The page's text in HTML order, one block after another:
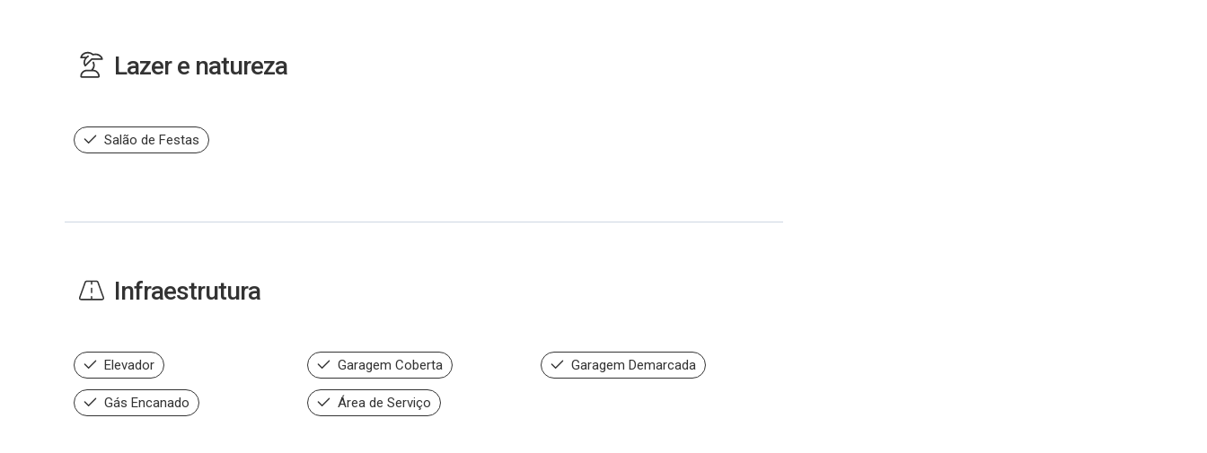
Lazer e natureza
Salão de Festas
Infraestrutura
Elevador Garagem Coberta Garagem Demarcada
Gás Encanado Área de Serviço